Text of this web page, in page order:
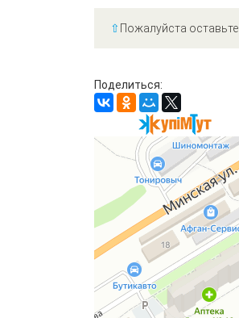
⇧ Пожалуйста
Поделиться: